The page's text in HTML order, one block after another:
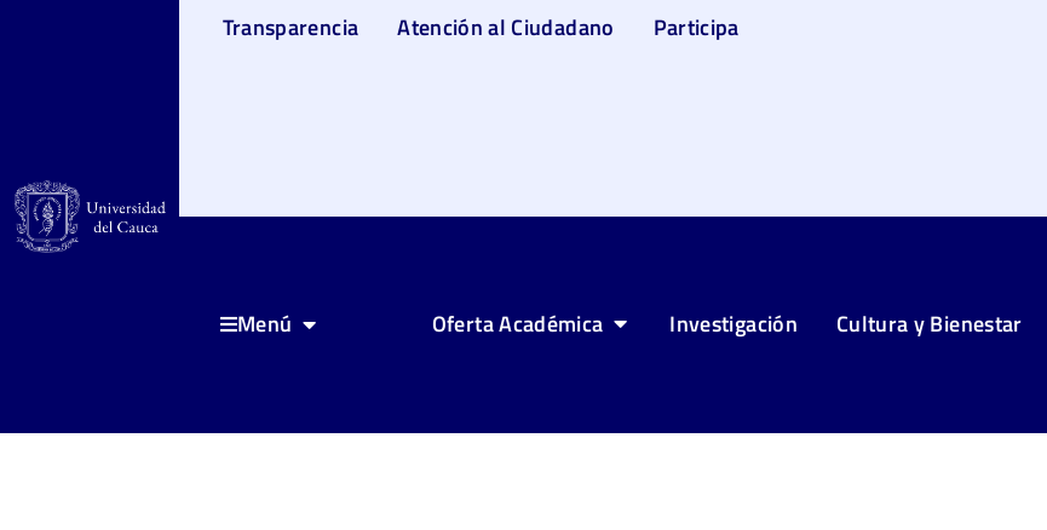
Transparencia Atención al Ciudadano Participa
Menú Oferta Académica Investigación Cultura y Bienestar